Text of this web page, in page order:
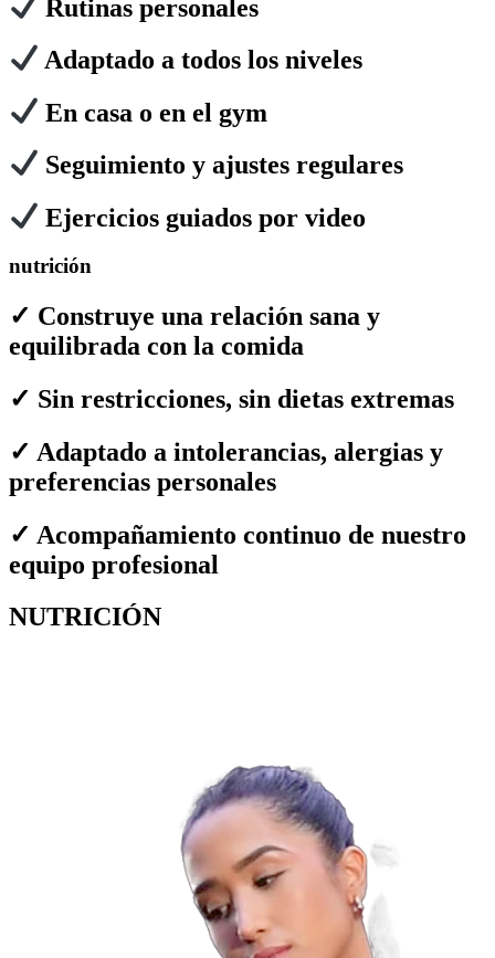
Rutinas personales
Adaptado atodos los niveles
En casa o en el gym
Seguimiento y ajustes regulares
Ejercicios guiados por video
nutrición
✓ Construye una relación sana y
equilibrada con la comida
✓ Sin restricciones, sin dietas extremas
✓ Adaptado a intolerancias, alergias y
preferencias personales
✓ Acompañamiento continuo de nuestro
equipo profesional
NUTRICIÓN